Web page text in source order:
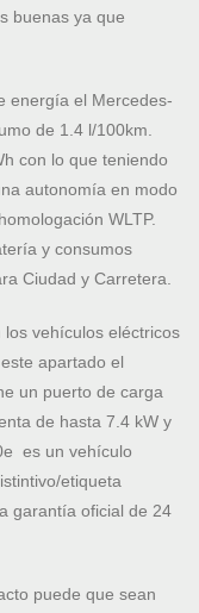
buenas ya que
energía el Mercedes-
de 1.4 l/100km.
con lo que teniendo
autonomía en modo
WLTP.
y consumos
Ciudad y Carretera.
vehículos eléctricos
apartado el
un puerto de carga
de hasta 7.4 kW y
es un vehículo
etiqueta
garantía oficial de 24
puede que sean